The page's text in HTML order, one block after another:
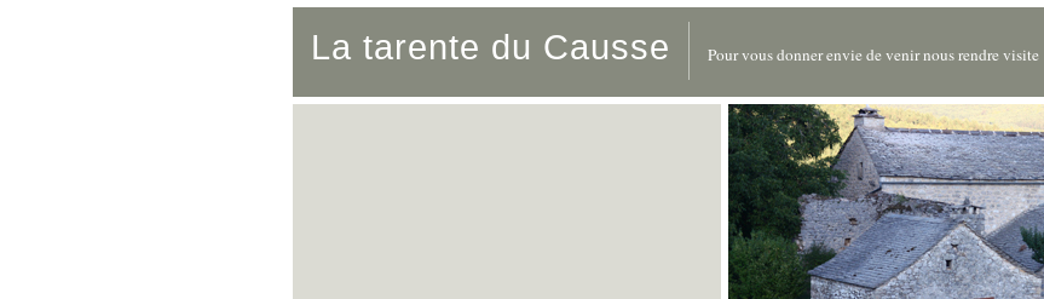
La tarente du Causse Pour vous donner envie de venir nous rendre visite